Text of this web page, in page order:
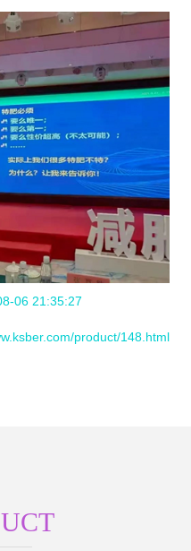
06 21:35:27
product/148.html